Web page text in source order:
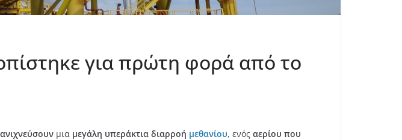
για πρώτη φορά από το
ανιχνεύσουν μια μεγάλη υπεράκτια διαρροή μεθανίου, ενός αερίου που